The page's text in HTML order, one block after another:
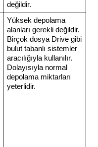
değildir.
Yüksek depolama
alanları gerekli değildir.
Birçok dosya Drive gibi
bulut tabanlı sistemler
aracılığıyla kullanılır.
Dolayısıyla normal
depolama miktarları
yeterlidir.